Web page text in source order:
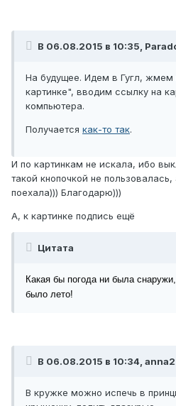
В 06.08.2015 в 10:35,
На будущее. Идем в Гугл, жмем
картинке", вводим ссылку на
компьютера.
Получается как-то так.
И по картинкам не искала, ибо
такой кнопочкой не
поехала))) Благодарю)))
А, к картинке подпись ещё
Цитата
Какая бы погода ни была
было лето!
В 06.08.2015 в 10:34,
В кружке можно испечь в